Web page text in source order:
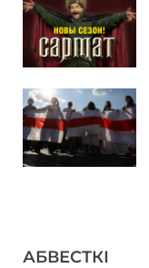
АБВЕСТКІ